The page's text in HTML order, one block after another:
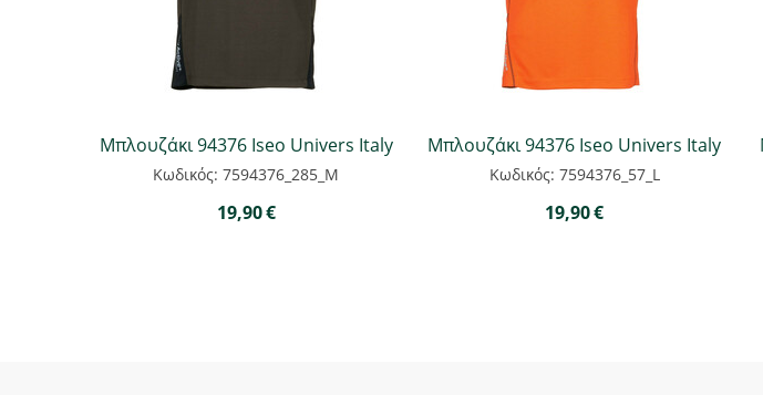
Μπλουζάκι 94376 Iseo Univers Italy
Κωδικός: 7594376_285_M
19,90€
Μπλουζάκι 94376 Iseo Univers Italy
Κωδικός: 7594376_57_L
19,90€